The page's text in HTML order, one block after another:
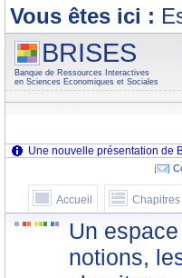
Vous êtes ici :
BRISES
Banque de Ressources Interactives
en Sciences Economiques et Sociales
Accueil Chapitres
Un
notions,